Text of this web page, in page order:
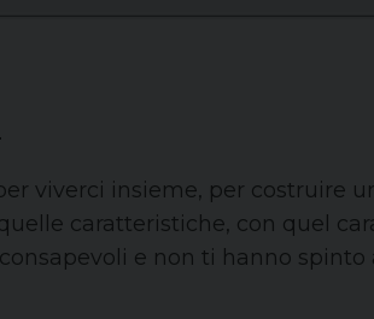
viverci insieme, per costruire
caratteristiche, con quel
e non ti hanno spinto